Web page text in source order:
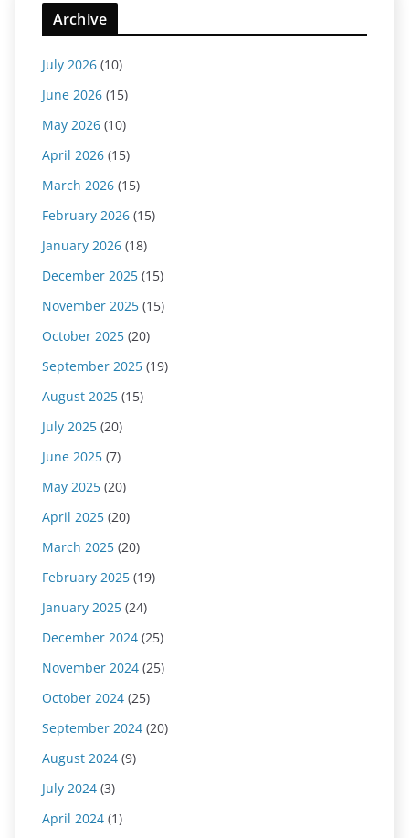
Archive
July 2026 (10)
June 2026 (15)
May 2026 (10)
April 2026 (15)
March 2026 (15)
February 2026 (15)
January 2026 (18)
December 2025 (15)
November 2025 (15)
October 2025 (20)
September 2025 (19)
August 2025 (15)
July 2025 (20)
June 2025 (7)
May 2025 (20)
April 2025 (20)
March 2025 (20)
February 2025 (19)
January 2025 (24)
December 2024 (25)
November 2024 (25)
October 2024 (25)
September 2024 (20)
August 2024 (9)
July 2024 (3)
April 2024 (1)